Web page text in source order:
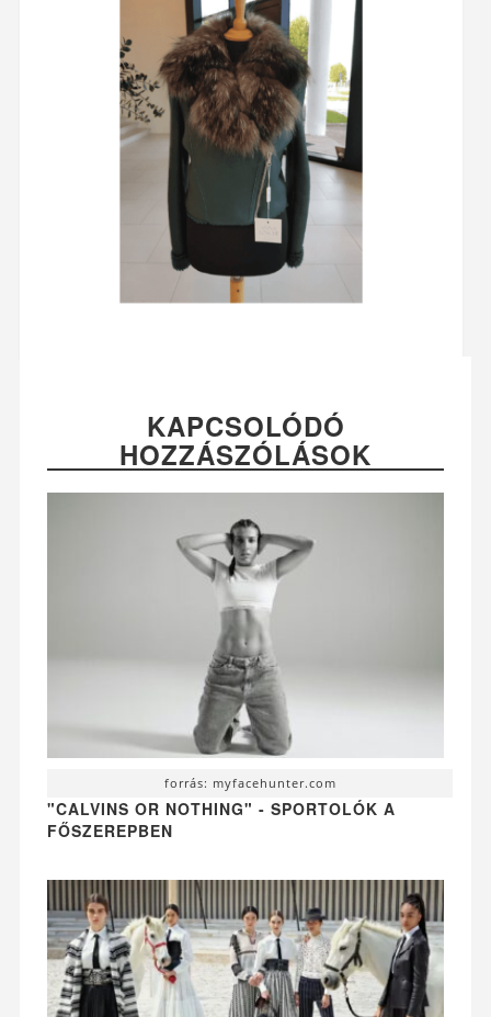
KAPCSOLÓDÓ
HOZZÁSZÓLÁSOK
forrás: myfacehunter.com
"CALVINS OR NOTHING" - SPORTOLÓK A
FŐSZEREPBEN